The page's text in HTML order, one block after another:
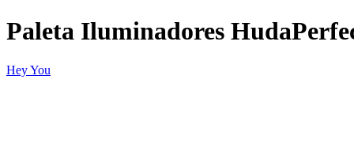
Paleta Iluminadores
Hey You